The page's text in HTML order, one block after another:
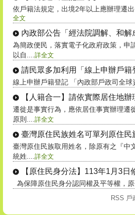
依戶籍法規定，出境2年以上應辦理遷
全文
為簡政便民，落實電子化政府政策，申
以自....詳全文
請民眾多加利用「線上申辦戶籍
線上申辦戶籍登記 「內政部戶政司全球
【人籍合一】請依實際居住地
遷徙是事實行為，應依居住事實辦理遷
原則....詳全文
臺灣原住民族姓名可單列原住民
臺灣原住民族取用姓名，除原有之『中
統姓....詳全文
【原住民身分法】113年1月3日
為保障原住民身分認同權及平等權，
RSS 戶